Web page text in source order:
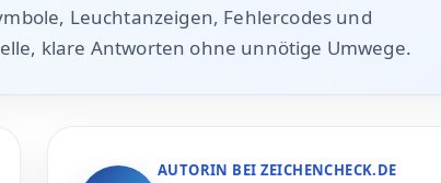
Leuchtanzeigen, Fehlercodes und
klare Antworten ohne unnötige Umwege.
AUTORIN BEI ZEICHENCHECK.DE